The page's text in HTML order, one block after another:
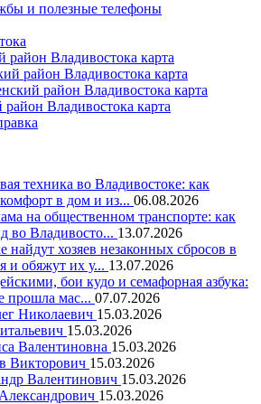
сайт
и полезные телефоны
район Владивостока карта
район Владивостока карта
район Владивостока карта
район Владивостока карта
техника во Владивостоке: как
в дом и из... 06.08.2026
на общественном транспорте: как
во Владивосто... 13.07.2026
найдут хозяев незаконных сбросов в
и обяжут их у... 13.07.2026
бои кудо и семафорная азбука:
прошла мас... 07.07.2026
Николаевич 15.03.2026
15.03.2026
Валентиновна 15.03.2026
Викторович 15.03.2026
Валентинович 15.03.2026
15.03.2026